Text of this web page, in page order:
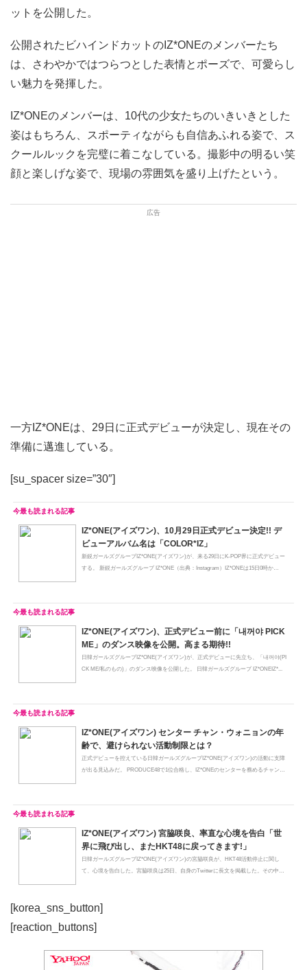
ットを公開した。
公開されたビハインドカットのIZ*ONEのメンバーたち
は、さわやかではつらつとした表情とポーズで、可愛らし
い魅力を発揮した。
IZ*ONEのメンバーは、10代の少女たちのいきいきとした
姿はもちろん、スポーティながらも自信あふれる姿で、ス
クールルックを完璧に着こなしている。撮影中の明るい笑
顔と楽しげな姿で、現場の雰囲気を盛り上げたという。
一方IZ*ONEは、29日に正式デビューが決定し、現在その
準備に邁進している。
[su_spacer size=”30″]
IZ*ONE(アイズワン)、10月29日正式デビュー決定!! デ
ビューアルバム名は「COLOR*IZ」
新鋭ガールズグループIZ*ONE(アイズワン)が、来る29日にK-POP界に正式デビュー
する。 新鋭ガールズグループ IZ*ONE（出典：Instagram）IZ*ONEは15日0時か
IZ*ONE(アイズワン)、正式デビュー前に「내꺼야 PICK
ME」のダンス映像を公開。高まる期待!!
日韓ガールズグループIZ*ONE(アイズワン)が、正式デビューに先立ち、「내꺼야(PI
CK ME/私のもの)」のダンス映像を公開した。 日韓ガールズグループ IZ*ONEIZ*...
IZ*ONE(アイズワン) センター チャン・ウォニョンの年
齢で、避けられない活動制限とは？
正式デビューを控えている日韓ガールズグループIZ*ONE(アイズワン)の活動に支障
が出る見込みだ。 PRODUCE48で1位合格し、IZ*ONEのセンターを務めるチャン・
IZ*ONE(アイズワン) 宮脇咲良、率直な心境を告白「世
界に飛び出し、またHKT48に戻ってきます!」
日韓ガールズグループIZ*ONE(アイズワン)の宮脇咲良が、HKT48活動停止に関し
て、心境を告白した。宮脇咲良は25日、自身のTwitterに長文を掲載した。その中
[korea_sns_button]
[reaction_buttons]